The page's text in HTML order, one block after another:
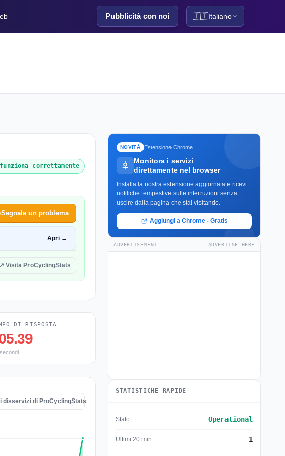
Pubblicità con noi 🇮🇹Italiano
correttamente
Segnala un problema
Apri →
↗ Visita ProCyclingStats
DI RISPOSTA
disservizi di ProCyclingStats
NOVITÀ Estensione Chrome
Monitora i servizi
direttamente nel browser
Installa la nostra estensione aggiornata e ricevi
notifiche tempestive sulle interruzioni senza
uscire dalla pagina che stai visitando.
Aggiungi a Chrome - Gratis
ADVERTISEMENT ADVERTISE HERE
STATISTICHE RAPIDE
Stato Operational
Ultimi 20 min. 1